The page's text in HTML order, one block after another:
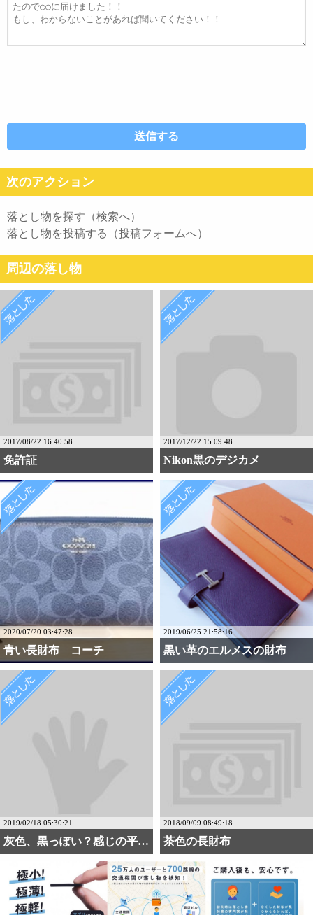
文
次のアクション
落とし物を探す（検索へ）
落とし物を投稿する（投稿フォームへ）
周辺の落し物
2017/08/22 16:40:58
免許証
2017/12/22 15:09:48
Nikon黒のデジカメ
2020/07/20 03:47:28
青い長財布 コーチ
2019/06/25 21:58:16
黒い革のエルメスの財布
2019/02/18 05:30:21
灰色、黒っぽい？感じの平・・・
2018/09/09 08:49:18
茶色の長財布